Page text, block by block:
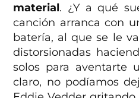
material. ¿Y a qué
canción arranca con
batería, al que se le
distorsionadas
solos para aventarte
claro, no podíamos